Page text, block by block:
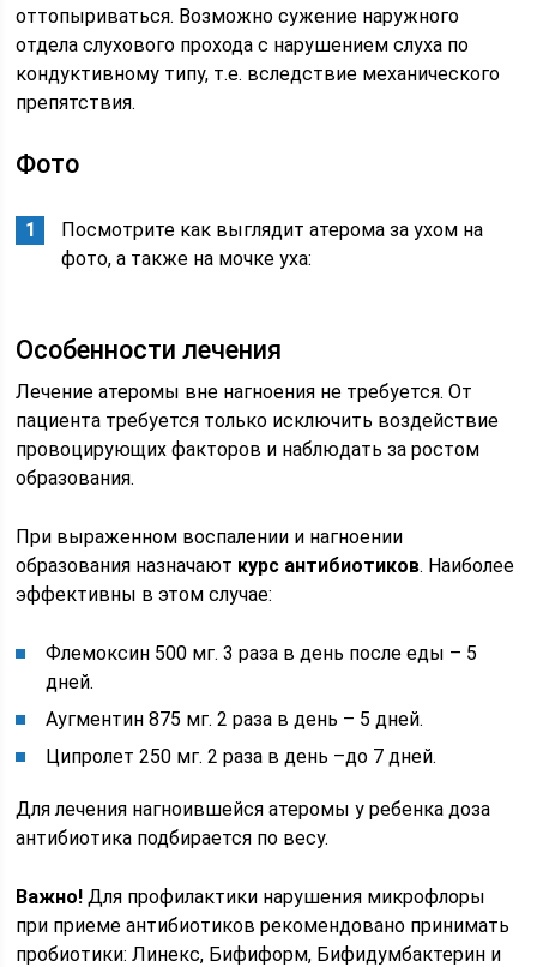
оттопыриваться. Возможно сужение наружного
отдела слухового прохода с нарушением слуха по
кондуктивному типу, т.е. вследствие механического
препятствия.
Фото
Посмотрите как выглядит атерома за ухом на
фото, а также на мочке уха:
Особенности лечения
Лечение атеромы вне нагноения не требуется. От
пациента требуется только исключить воздействие
провоцирующих факторов и наблюдать за ростом
образования.
При выраженном воспалении и нагноении
образования назначают курс антибиотиков. Наиболее
эффективны в этом случае:
Флемоксин 500 мг. 3 раза в день после еды – 5
дней.
Аугментин 875 мг. 2 раза в день – 5 дней.
Ципролет 250 мг. 2 раза в день –до 7 дней.
Для лечения нагноившейся атеромы у ребенка доза
антибиотика подбирается по весу.
Важно! Для профилактики нарушения микрофлоры
при приеме антибиотиков рекомендовано принимать
пробиотики: Линекс, Бифиформ, Бифидумбактерин и